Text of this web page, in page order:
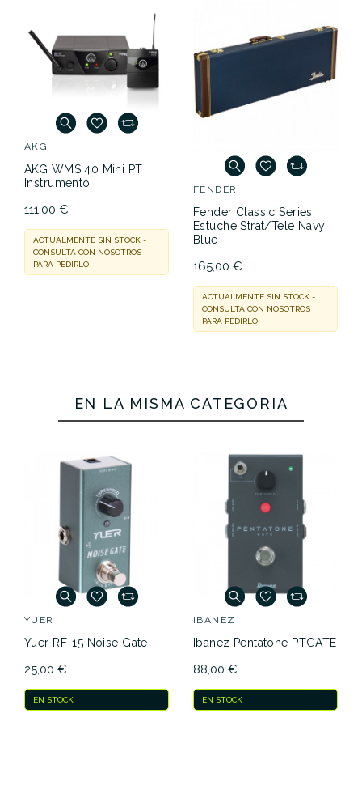
AKG
AKG WMS 40 Mini PT
Instrumento
111,00 €
ACTUALMENTE SIN STOCK -
CONSULTA CON NOSOTROS
PARA PEDIRLO
FENDER
Fender Classic Series
Estuche Strat/Tele Navy
Blue
165,00 €
ACTUALMENTE SIN STOCK -
CONSULTA CON NOSOTROS
PARA PEDIRLO
EN LA MISMA CATEGORÍA
YUER
Yuer RF-15 Noise Gate
25,00 €
EN STOCK
IBANEZ
Ibanez Pentatone PTGATE
88,00 €
EN STOCK